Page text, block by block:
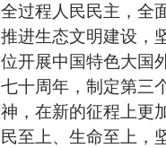
过程人民民主，全
进生态文明建设，
开展中国特色大国
十周年，制定第三
，在新的征程上更
至上、生命至上，